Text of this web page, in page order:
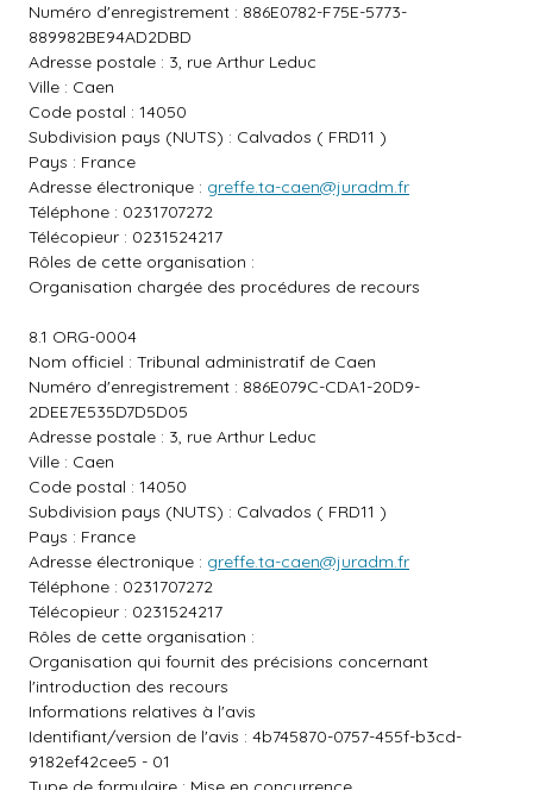
Numéro d'enregistrement : 886E0782-F75E-5773-
889982BE94AD2DBD
Adresse postale : 3, rue Arthur Leduc
Ville : Caen
Code postal : 14050
Subdivision pays (NUTS) : Calvados ( FRD11 )
Pays : France
Adresse électronique : greffe.ta-caen@juradm.fr
Téléphone : 0231707272
Télécopieur : 0231524217
Rôles de cette organisation :
Organisation chargée des procédures de recours
8.1 ORG-0004
Nom officiel : Tribunal administratif de Caen
Numéro d'enregistrement : 886E079C-CDA1-20D9-
2DEE7E535D7D5D05
Adresse postale : 3, rue Arthur Leduc
Ville : Caen
Code postal : 14050
Subdivision pays (NUTS) : Calvados ( FRD11 )
Pays : France
Adresse électronique : greffe.ta-caen@juradm.fr
Téléphone : 0231707272
Télécopieur : 0231524217
Rôles de cette organisation :
Organisation qui fournit des précisions concernant
l'introduction des recours
Informations relatives à l'avis
Identifiant/version de l'avis : 4b745870-0757-455f-b3cd-
9182ef42cee5 - 01